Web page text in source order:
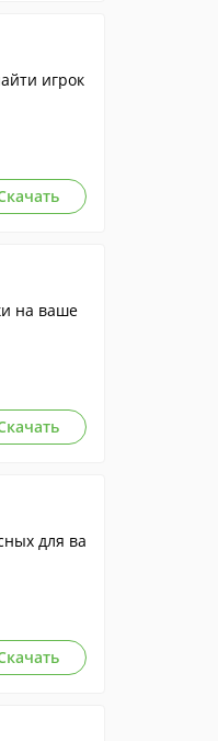
игрок
на ваше
для ва